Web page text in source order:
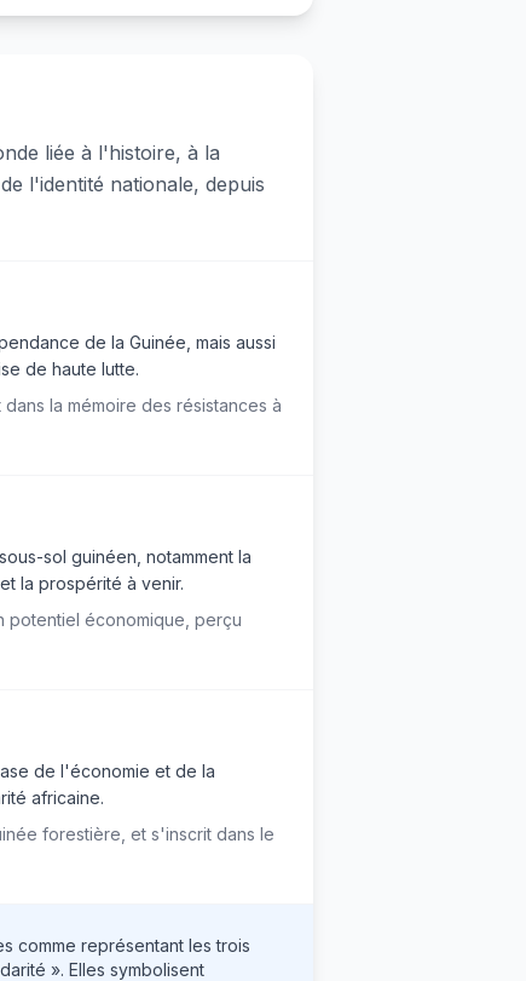
liée à l'histoire, à la
l'identité nationale, depuis
de la Guinée, mais aussi
de haute lutte.
la mémoire des résistances à
sol guinéen, notamment la
la prospérité à venir.
potentiel économique, perçu
de l'économie et de la
africaine.
forestière, et s'inscrit dans le
comme représentant les trois
». Elles symbolisent